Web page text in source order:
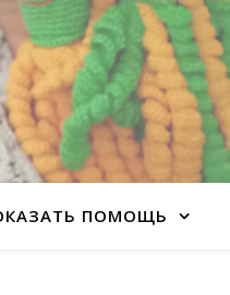
ПОМОЩЬ